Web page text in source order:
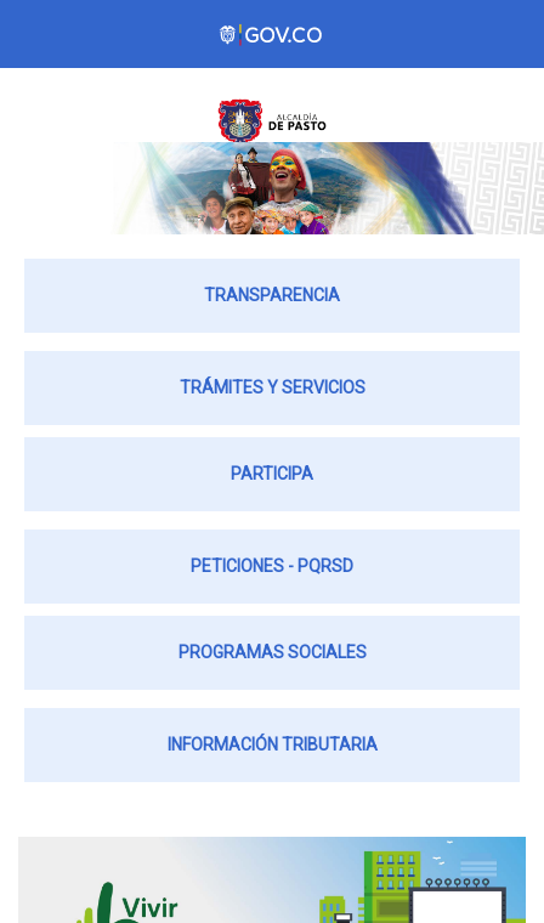
TRANSPARENCIA
TRÁMITES Y SERVICIOS
PARTICIPA
PETICIONES - PQRSD
PROGRAMAS SOCIALES
INFORMACIÓN TRIBUTARIA